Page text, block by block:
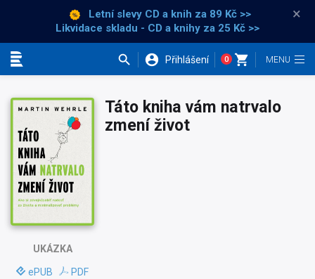
Letní slevy CD a knih za 89 Kč >>
Likvidace skladu - CD a knihy za 25 Kč >>
×
Přihlášení 0
UKÁZKA
ePUB PDF
Táto kniha vám natrvalo
zmení život